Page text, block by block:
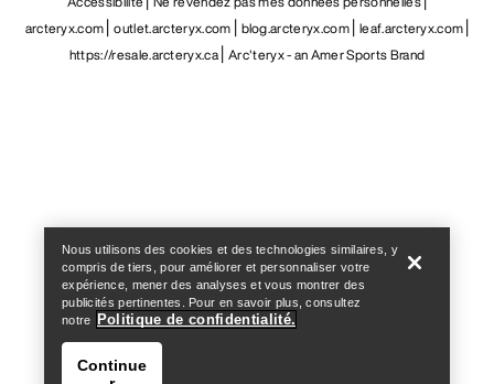
arcteryx.com outlet.arcteryx.com blog.arcteryx.com leaf.arcteryx.com
https://resale.arcteryx.ca Arc'teryx - an Amer Sports Brand
Nous utilisons des cookies et des technologies similaires, y
compris de tiers, pour améliorer et personnaliser votre
expérience, mener des analyses et vous montrer des
publicités pertinentes. Pour en savoir plus, consultez
notre
Politique de confidentialité.
Continue